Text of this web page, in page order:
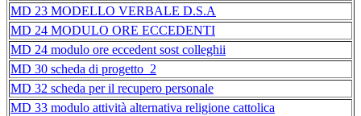
MD 23 MODELLO VERBALE D.S.A
MD 24 MODULO ORE ECCEDENTI
MD 24 modulo ore eccedent sost colleghii
MD 30 scheda di progetto_2
MD 32 scheda per il recupero personale
MD 33 modulo attività alternativa religione cattolica